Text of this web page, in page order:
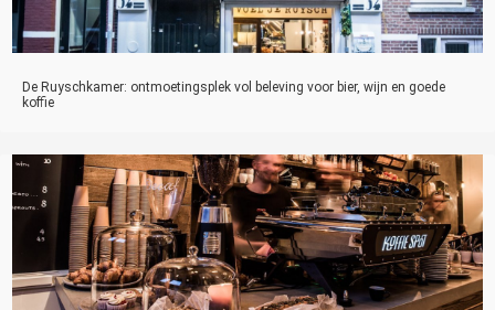
De Ruyschkamer: ontmoetingsplek vol beleving voor bier, wijn en goede
koffie